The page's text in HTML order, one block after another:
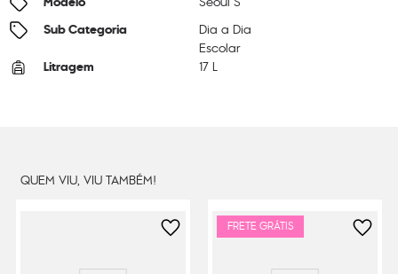
Sub Categoria
Dia a Dia
Escolar
Litragem 17 L
QUEM VIU, VIU TAMBÉM!
FRETE GRÁTIS